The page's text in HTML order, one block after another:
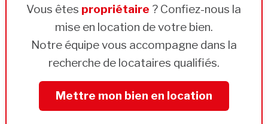
Vous êtes propriétaire ? Confiez-nous la
mise en location de votre bien.
Notre équipe vous accompagne dans la
recherche de locataires qualifiés.
Mettre mon bien en location